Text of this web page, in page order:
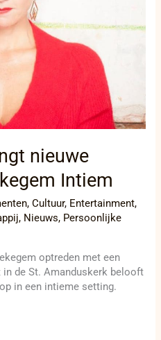
nieuwe
Intiem
,Cultuur, Entertainment,
, Nieuws, Persoonlijke
optreden met een
de St. Amanduskerk belooft
in een intieme setting.